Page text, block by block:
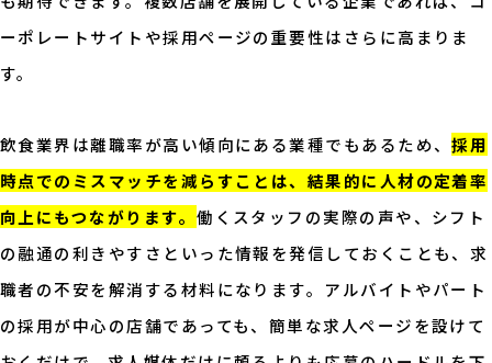
ーポレートサイトや採用ページの重要性はさらに高まりま
す。
飲食業界は離職率が高い傾向にある業種でもあるため、採用
時点でのミスマッチを減らすことは、結果的に人材の定着率
向上にもつながります。働くスタッフの実際の声や、シフト
の融通の利きやすさといった情報を発信しておくことも、求
職者の不安を解消する材料になります。アルバイトやパート
の採用が中心の店舗であっても、簡単な求人ページを設けて